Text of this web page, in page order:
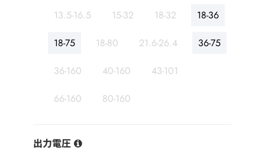
13.5-16.5 15-32 18-32 18-36
18-75 18-80 21.6-26.4 36-75
36-160 40-160 43-101
66-160 80-160
出力電圧